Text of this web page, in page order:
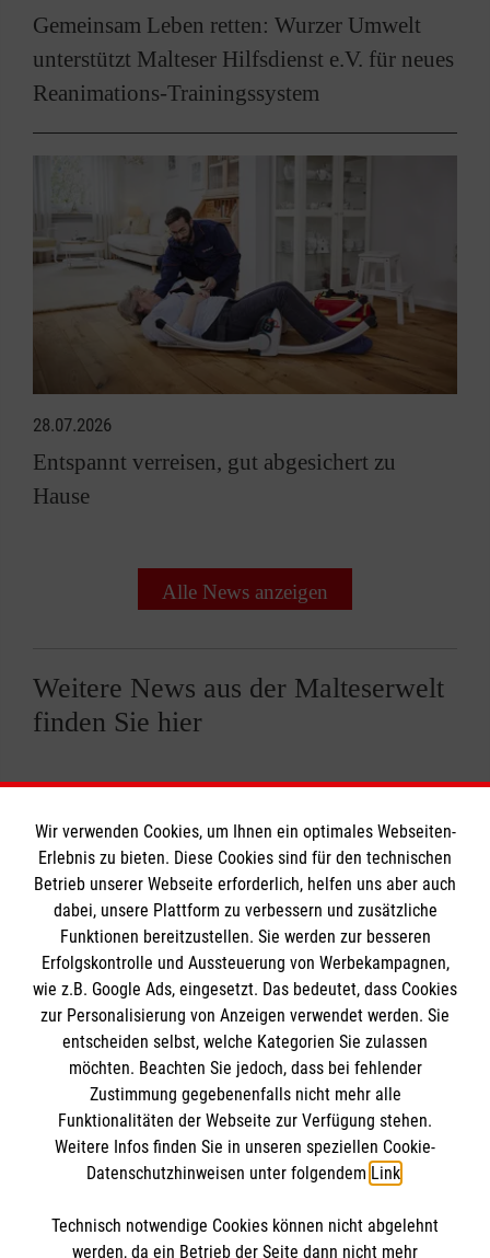
Gemeinsam Leben retten: Wurzer Umwelt
unterstützt Malteser Hilfsdienst e.V. für neues
Reanimations-Trainingssystem
28.07.2026
Entspannt verreisen, gut abgesichert zu
Hause
Alle News anzeigen
Weitere News aus der Malteserwelt
finden Sie hier
Informationen
Impressum
Datenschutz
Kontakt
Barrierefreiheit
Die Malteser
Malteser in Deutschland
Malteserorden
Sharepoint
Spendenkonto
Bank: PAX Bank für Kirche und Caritas eG
So finden Sie uns
Wir verwenden Cookies, um Ihnen ein optimales Webseiten-
Erlebnis zu bieten. Diese Cookies sind für den technischen
Betrieb unserer Webseite erforderlich, helfen uns aber auch
dabei, unsere Plattform zu verbessern und zusätzliche
Funktionen bereitzustellen. Sie werden zur besseren
Erfolgskontrolle und Aussteuerung von Werbekampagnen,
wie z.B. Google Ads, eingesetzt. Das bedeutet, dass Cookies
zur Personalisierung von Anzeigen verwendet werden. Sie
entscheiden selbst, welche Kategorien Sie zulassen
möchten. Beachten Sie jedoch, dass bei fehlender
Zustimmung gegebenenfalls nicht mehr alle
Funktionalitäten der Webseite zur Verfügung stehen.
Weitere Infos finden Sie in unseren speziellen Cookie-
Datenschutzhinweisen unter folgendem Link.
Technisch notwendige Cookies können nicht abgelehnt
werden, da ein Betrieb der Seite dann nicht mehr